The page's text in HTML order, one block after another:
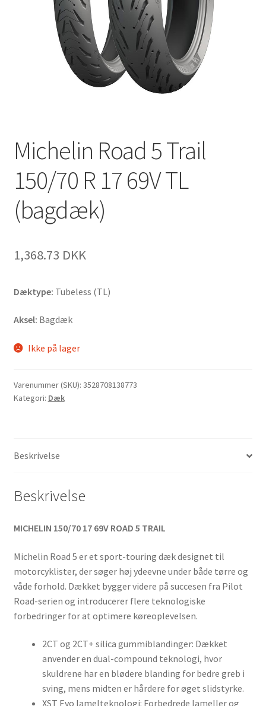
Michelin Road 5 Trail
150/70 R 17 69V TL
(bagdæk)
1,368.73 DKK
Dæktype: Tubeless (TL)
Aksel: Bagdæk
Ikke på lager
Varenummer (SKU): 3528708138773
Kategori: Dæk
Beskrivelse
Beskrivelse
MICHELIN 150/70 17 69V ROAD 5 TRAIL
Michelin Road 5 er et sport-touring dæk designet til
motorcyklister, der søger høj ydeevne under både tørre og
våde forhold. Dækket bygger videre på succesen fra Pilot
Road-serien og introducerer flere teknologiske
forbedringer for at optimere køreoplevelsen.
2CT og 2CT+ silica gummiblandinger: Dækket
anvender en dual-compound teknologi, hvor
skuldrene har en blødere blanding for bedre greb i
sving, mens midten er hårdere for øget slidstyrke.
XST Evo lamelteknologi: Forbedrede lameller og